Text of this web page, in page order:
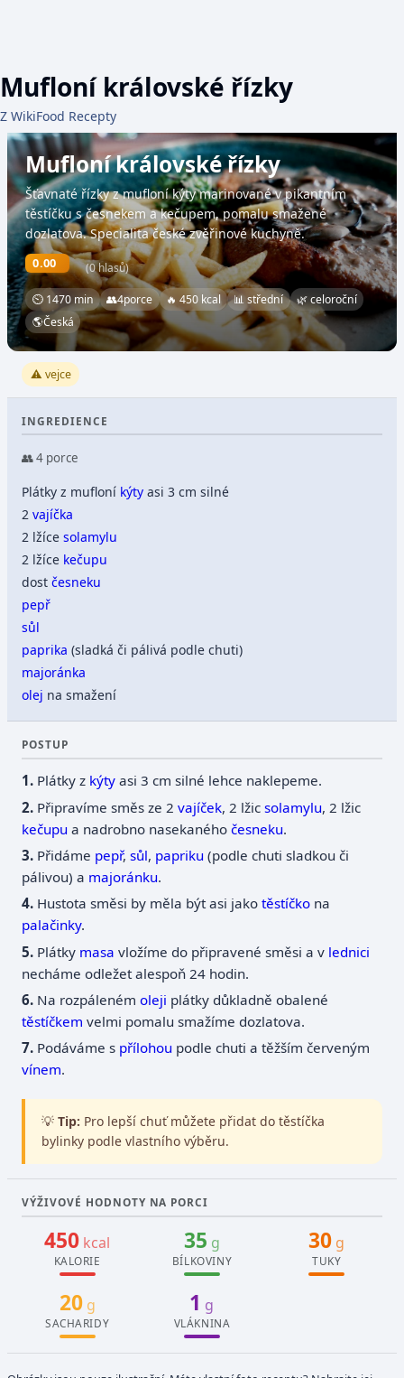
Mufloní královské řízky
Z WikiFood Recepty
Mufloní královské řízky
Šťavnaté řízky z mufloní kýty marinované v pikantním
těstíčku s česnekem a kečupem, pomalu smažené
dozlatova. Specialita české zvěřinové kuchyně.
0.00 (0 hlasů)
⏲ 1470 min 👥4porce 🔥 450 kcal 📊 střední
🌿 celoroční
🌎Česká
⚠️ vejce
INGREDIENCE
👥 4 porce
Plátky z mufloní kýty asi 3 cm silné
2vajíčka
2 lžícesolamylu
2 lžíce kečupu
dostčesneku
pepř
sůl
paprika (sladká či pálivá podle chuti)
majoránka
olej na smažení
POSTUP
Plátky z kýty asi 3 cm silné lehce naklepeme.
Připravíme směs ze 2vajíček, 2 lžicsolamylu, 2 lžic
kečupu a nadrobno nasekanéhočesneku.
Přidáme pepř,sůl, papriku (podle chuti sladkou či
pálivou) a majoránku.
Hustota směsi by měla být asi jakotěstíčko na
palačinky.
Plátky masa vložíme do připravené směsi a v lednici
necháme odležet alespoň 24 hodin.
Na rozpálenémoleji plátky důkladně obalené
těstíčkem velmi pomalu smažíme dozlatova.
Podáváme s přílohou podle chuti a těžším červeným
vínem.
💡 Tip: Pro lepší chuť můžete přidat do těstíčka
bylinky podle vlastního výběru.
VÝŽIVOVÉ HODNOTY NA PORCI
450 kcal
KALORIE
35 g
BÍLKOVINY
30 g
TUKY
20g
SACHARIDY
1 g
VLÁKNINA